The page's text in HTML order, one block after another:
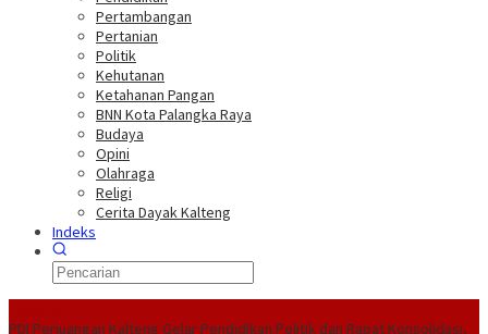
Pertambangan
Pertanian
Politik
Kehutanan
Ketahanan Pangan
BNN Kota Palangka Raya
Budaya
Opini
Olahraga
Religi
Cerita Dayak Kalteng
Indeks
PDI Perjuangan Kalteng Gelar Pendidikan Politik dan Rapat Konsolidasi,